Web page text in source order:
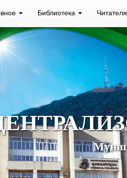
Библиотека